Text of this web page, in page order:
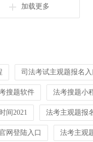
加载更多
司法考试主观题报名入
搜题软件 法考搜题小
间2021 法考主观题报
网登陆入口 法考主观